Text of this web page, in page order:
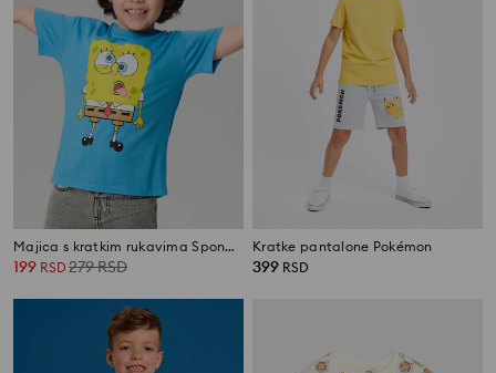
Majica s kratkim rukavima SpongeBob SquarePants
199 RSD 279RSD
Kratke pantalone Pokémon
399 RSD